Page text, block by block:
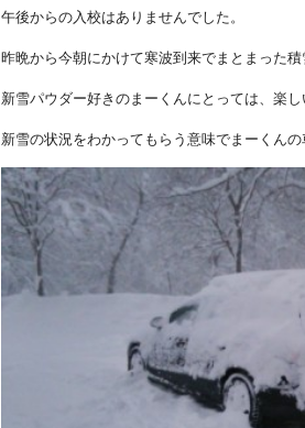
午後からの入校はありませんでした。
昨晩から今朝にかけて寒波到来でまとまった積
新雪パウダー好きのまーくんにとっては、楽し
新雪の状況をわかってもらう意味でまーくんの